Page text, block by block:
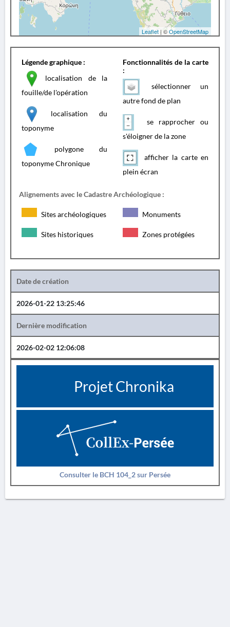
Leaflet | ©OpenStreetMap
Légende graphique :
localisation de la
fouille/de l'opération
localisation du
toponyme
polygone du
toponyme Chronique
Fonctionnalités de la carte
:
sélectionner un
autre fond de plan
se rapprocher ou
s'éloigner de la zone
afficher la carte en
plein écran
Alignements avec le Cadastre Archéologique :
Sites archéologiques Monuments
Sites historiques Zones protégées
Date de création
2026-01-22 13:25:46
Dernière modification
2026-02-02 12:06:08
Projet Chronika
Consulter le BCH 104_2 sur Persée